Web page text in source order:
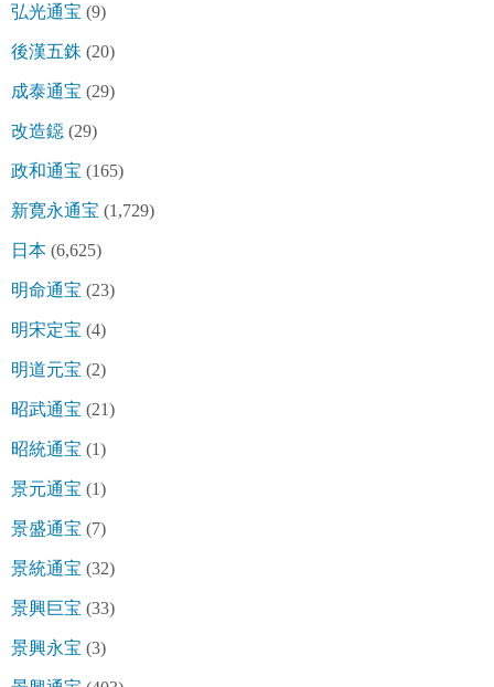
弘光通宝 (9)
後漢五銖 (20)
成泰通宝 (29)
改造鐚 (29)
政和通宝 (165)
新寛永通宝 (1,729)
日本 (6,625)
明命通宝 (23)
明宋定宝 (4)
明道元宝 (2)
昭武通宝 (21)
昭統通宝 (1)
景元通宝 (1)
景盛通宝 (7)
景統通宝 (32)
景興巨宝 (33)
景興永宝 (3)